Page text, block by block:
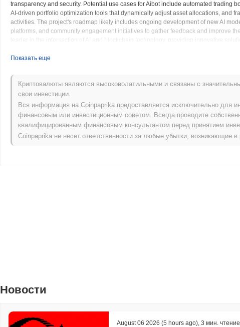
transparency and security. Potential use cases for Aibot include automated trading
AI-driven portfolio optimization tools that dynamically adjust asset allocations, and
activities. The project's roadmap likely includes ongoing development of new AI
platforms, and community engagement initiatives to gather feedback and improve
leader in the intersection of AI and blockchain technology, providing innovative
Aibot (AIBOT) FAQ – Ключевые Метрики и
Где я могу купить Aibot (AIBOT)?
Aibot (AIBOT) широко доступен на centralized and decentralized
Каков текущий дневной объем торгов Aibot?
За последние 24 часа объем торгов Aibot составляет₽ 0.00.
Показать еще
Криптовалюты являются высоковолатильными и связаны с
свои инвестиции.
Вся информация на Coinpaprika предоставляется исключительно для
финансовым или инвестиционным советом. Всегда проводите
квалифицированным финансовым консультантом перед принятием
Coinpaprika не несет ответственности за любые убытки, возникающие
Новости
August 06 2026 (5 hours ago) 3 мин. чтение